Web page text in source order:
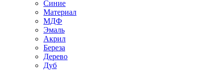
Синие
Материал
МДФ
Эмаль
Акрил
Береза
Дерево
Дуб